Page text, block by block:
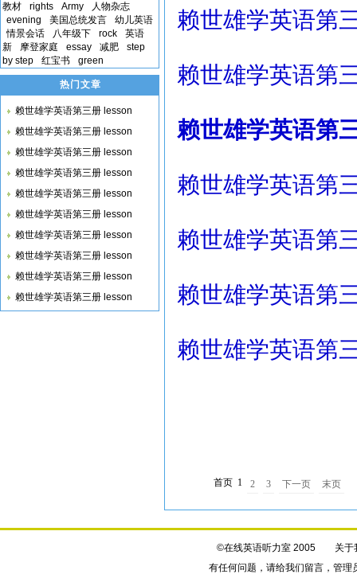
赖世雄学英语第
赖世雄学英语第
赖世雄学英语第
赖世雄学英语第
赖世雄学英语第
赖世雄学英语第
赖世雄学英语第
首页 1 2 3 下一页 末页
教材
rights Army
人物杂志
evening
美国总统发言
幼儿英语
情景会话
八年级下 rock
英语
新
摩登家庭 essay 减肥
step
by step
红宝书 green
热门文章
赖世雄学英语第三册 lesson
赖世雄学英语第三册 lesson
赖世雄学英语第三册 lesson
赖世雄学英语第三册 lesson
赖世雄学英语第三册 lesson
赖世雄学英语第三册 lesson
赖世雄学英语第三册 lesson
赖世雄学英语第三册 lesson
赖世雄学英语第三册 lesson
赖世雄学英语第三册 lesson
©在线英语听力室 2005 关于
有任何问题，请给我们留言，管理